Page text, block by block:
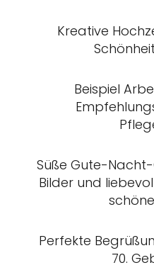
Kreative
Beispiel
Süße Gute-
Bilder und
Perfekte
70.